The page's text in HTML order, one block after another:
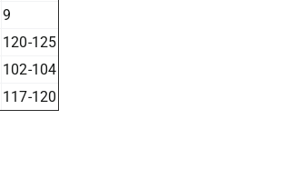
9
120-125
102-104
117-120